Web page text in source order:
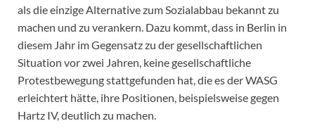
als die einzige Alternative zum Sozialabbau bekannt zu
machen und zu verankern. Dazu kommt, dass in Berlin in
diesem Jahr im Gegensatz zu der gesellschaftlichen
Situation vor zwei Jahren, keine gesellschaftliche
Protestbewegung stattgefunden hat, die es der WASG
erleichtert hätte, ihre Positionen, beispielsweise gegen
Hartz IV, deutlich zu machen.